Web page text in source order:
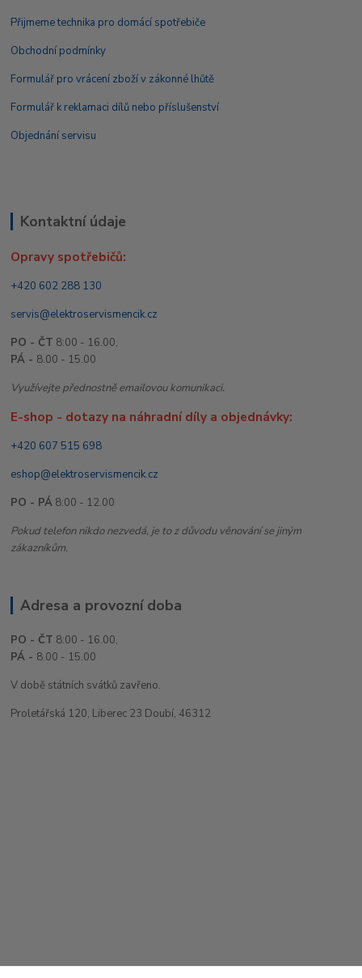
Přijmeme technika pro domácí spotřebiče
Obchodní podmínky
Formulář pro vrácení zboží v zákonné lhůtě
Formulář k reklamaci dílů nebo příslušenství
Objednání servisu
Kontaktní údaje
Opravy spotřebičů:
+420 602 288 130
servis@elektroservismencik.cz
PO - ČT 8:00 - 16.00,
PÁ - 8.00 - 15.00
Využívejte přednostně emailovou komunikaci.
E-shop - dotazy na náhradní díly a objednávky:
+420 607 515 698
eshop@elektroservismencik.cz
PO - PÁ 8:00 - 12.00
Pokud telefon nikdo nezvedá, je to z důvodu věnování se jiným
zákazníkům.
Adresa a provozní doba
PO - ČT 8:00 - 16.00,
PÁ - 8.00 - 15.00
V době státních svátků zavřeno.
Proletářská 120, Liberec 23 Doubí, 46312